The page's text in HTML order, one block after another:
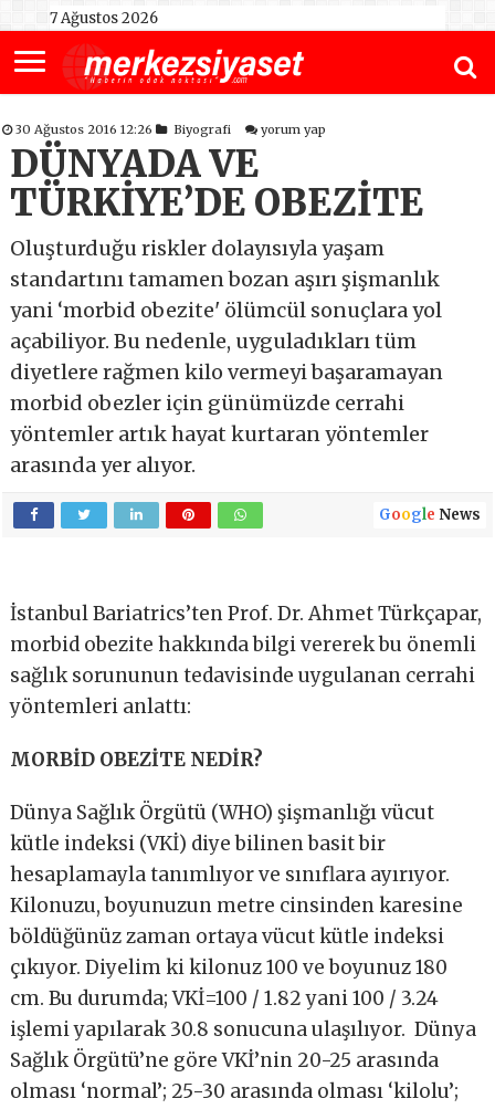
7 Ağustos 2026
30 Ağustos 2016 12:26 Biyografi yorum yap
DÜNYADA VE
TÜRKİYE’DE OBEZİTE
Oluşturduğu riskler dolayısıyla yaşam
standartını tamamen bozan aşırı şişmanlık
yani ‘morbid obezite' ölümcül sonuçlara yol
açabiliyor. Bu nedenle, uyguladıkları tüm
diyetlere rağmen kilo vermeyi başaramayan
morbid obezler için günümüzde cerrahi
yöntemler artık hayat kurtaran yöntemler
arasında yer alıyor.
Google News
İstanbul Bariatrics’ten Prof. Dr. Ahmet Türkçapar,
morbid obezite hakkında bilgi vererek bu önemli
sağlık sorununun tedavisinde uygulanan cerrahi
yöntemleri anlattı:
MORBİD OBEZİTE NEDİR?
Dünya Sağlık Örgütü (WHO) şişmanlığı vücut
kütle indeksi (VKİ) diye bilinen basit bir
hesaplamayla tanımlıyor ve sınıflara ayırıyor.
Kilonuzu, boyunuzun metre cinsinden karesine
böldüğünüz zaman ortaya vücut kütle indeksi
çıkıyor. Diyelim ki kilonuz 100 ve boyunuz 180
cm. Bu durumda; VKİ=100 / 1.82 yani 100 / 3.24
işlemi yapılarak 30.8 sonucuna ulaşılıyor. Dünya
Sağlık Örgütü’ne göre VKİ’nin 20-25 arasında
olması ‘normal’; 25-30 arasında olması ‘kilolu’;